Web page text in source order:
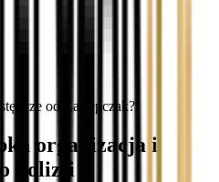
od Zastępczak?
organizacja i
kolizji